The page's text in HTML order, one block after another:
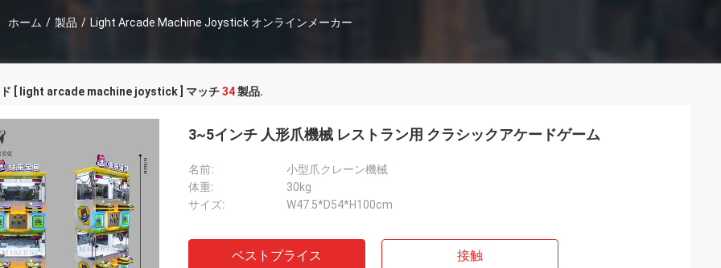
ホーム / 製品 / Light Arcade Machine Joystick オンラインメーカー
[ light arcade machine joystick ] マッチ34製品.
3~5インチ 人形爪機械 レストラン用 クラシックアケードゲーム
名前:
小型爪クレーン機械
体重:
30kg
サイズ:
W47.5*D54*H100cm
ベストプライス 接触